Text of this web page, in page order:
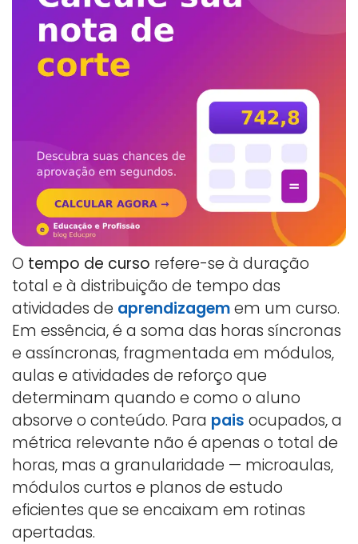
O tempo de curso refere-se à duração
total e à distribuição de tempo das
atividades de aprendizagemem um curso.
Em essência, é a soma das horas síncronas
e assíncronas, fragmentada em módulos,
aulas e atividades de reforço que
determinam quando e como o aluno
absorve o conteúdo. Para pais ocupados, a
métrica relevante não é apenas o total de
horas, mas a granularidade — microaulas,
módulos curtos e planos de estudo
eficientes que se encaixam em rotinas
apertadas.